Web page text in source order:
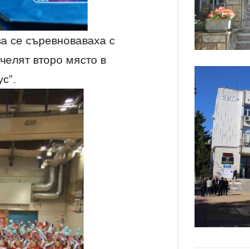
се съревноваваха с
второ място в